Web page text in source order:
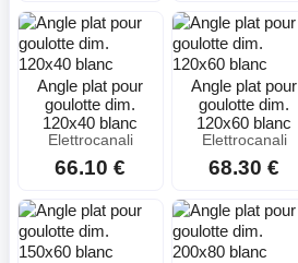
Angle plat pour
goulotte dim.
120x40 blanc
Elettrocanali
66.10 €
Angle plat pour
goulotte dim.
120x60 blanc
Elettrocanali
68.30 €